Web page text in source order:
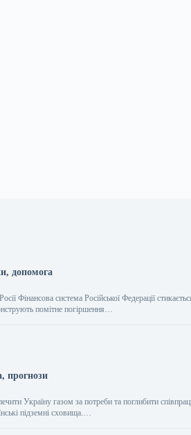
допомога
Фінансова система Російської Федерації
помітне погіршення…
прогнози
Україну газом за потреби та поглибити
підземні сховища.…